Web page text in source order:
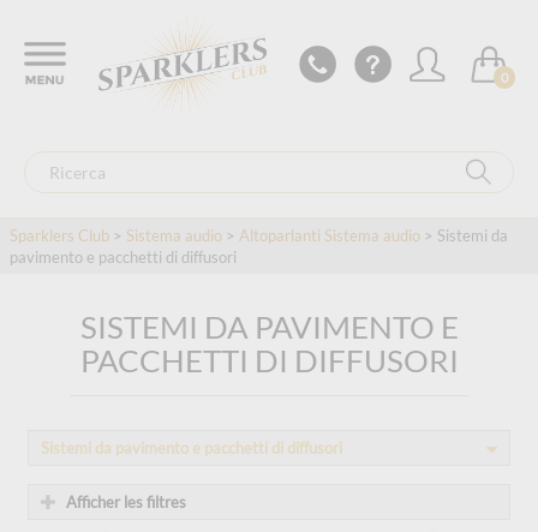
0
Sparklers Club > Sistema audio > Altoparlanti Sistema audio > Sistemi da
pavimento e pacchetti di diffusori
SISTEMI DA PAVIMENTO E
PACCHETTI DI DIFFUSORI
Afficher les filtres
Sistemi da pavimento e pacchetti di diffusori